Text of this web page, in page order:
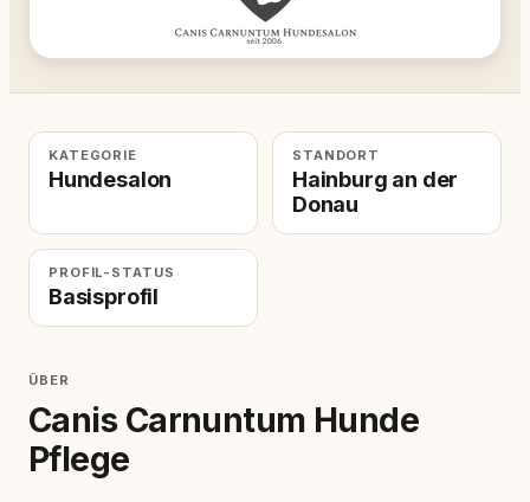
KATEGORIE
Hundesalon
STANDORT
Hainburg an der
Donau
PROFIL-STATUS
Basisprofil
ÜBER
Canis Carnuntum Hunde
Pflege